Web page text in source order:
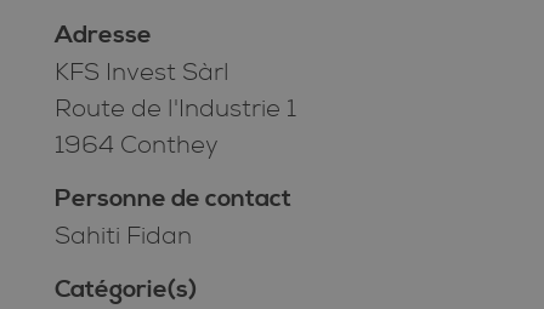
Adresse
KFS Invest Sàrl
Route de l'Industrie 1
1964 Conthey
Personne de contact
Sahiti Fidan
Catégorie(s)